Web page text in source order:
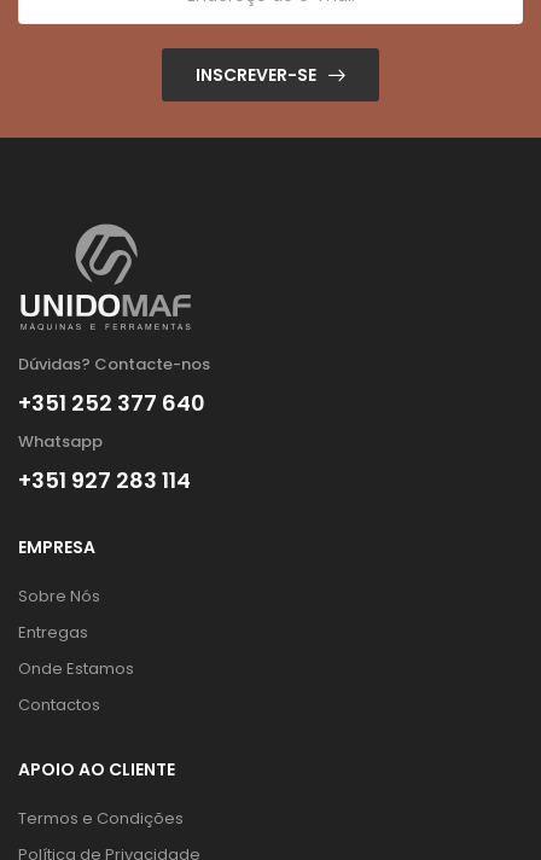
INSCREVER-SE
Dúvidas? Contacte-nos
+351 252 377 640
Whatsapp
+351 927 283 114
EMPRESA
Sobre Nós
Entregas
Onde Estamos
Contactos
APOIO AO CLIENTE
Termos e Condições
Política de Privacidade